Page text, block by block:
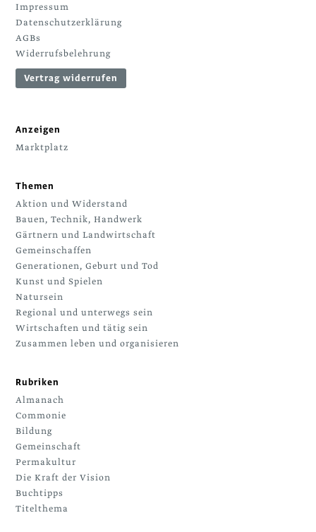
Impressum
Datenschutzerklärung
AGBs
Widerrufsbelehrung
Vertrag widerrufen
Anzeigen
Marktplatz
Themen
Aktion und Widerstand
Bauen, Technik, Handwerk
Gärtnern und Landwirtschaft
Gemeinschaffen
Generationen, Geburt und Tod
Kunst und Spielen
Natursein
Regional und unterwegs sein
Wirtschaften und tätig sein
Zusammen leben und organisieren
Rubriken
Almanach
Commonie
Bildung
Gemeinschaft
Permakultur
Die Kraft der Vision
Buchtipps
Titelthema